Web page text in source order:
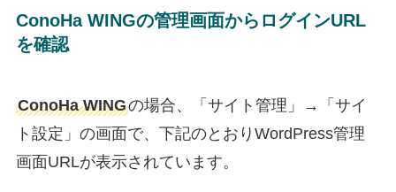
ConoHa WINGの管理画面からログインURL
を確認
ConoHa WINGの場合、「サイト管理」→「サイ
ト設定」の画面で、下記のとおりWordPress管理
画面URLが表示されています。